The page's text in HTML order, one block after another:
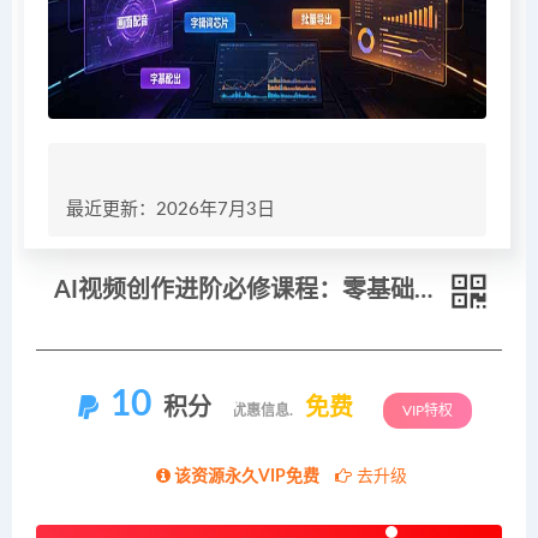
最近更新：2026年7月3日
AI视频创作进阶必修课程：零基础小白从创意策划到批量产出，完整跑通AI视频全创作链路
10 积分 优惠信息: 免费 VIP特权
该资源永久VIP免费 去升级